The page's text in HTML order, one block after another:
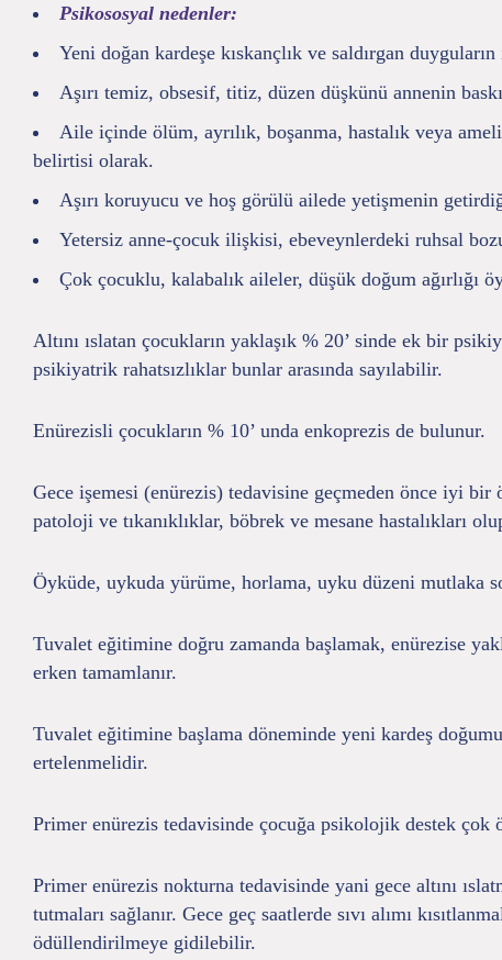
Psikososyal nedenler:
Yeni doğan kardeşe kıskançlık ve saldırgan
Aşırı temiz, obsesif, titiz, düzen düşkünü annenin
Aile içinde ölüm, ayrılık, boşanma, hastalık veya
belirtisi olarak.
Aşırı koruyucu ve hoş görülü ailede yetişmenin
Yetersiz anne-çocuk ilişkisi, ebeveynlerdeki ruhsal
Çok çocuklu, kalabalık aileler, düşük doğum ağırlığı
Altını ıslatan çocukların yaklaşık % 20’ sinde ek bir
psikiyatrik rahatsızlıklar bunlar arasında sayılabilir.
Enürezisli çocukların % 10’ unda enkoprezis de bulunur.
Gece işemesi (enürezis) tedavisine geçmeden önce iyi
patoloji ve tıkanıklıklar, böbrek ve mesane hastalıkları
Öyküde, uykuda yürüme, horlama, uyku düzeni mutlaka
Tuvalet eğitimine doğru zamanda başlamak, enürezise
erken tamamlanır.
Tuvalet eğitimine başlama döneminde yeni kardeş
ertelenmelidir.
Primer enürezis tedavisinde çocuğa psikolojik destek
Primer enürezis nokturna tedavisinde yani gece altını
tutmaları sağlanır. Gece geç saatlerde sıvı alımı
ödüllendirilmeye gidilebilir.